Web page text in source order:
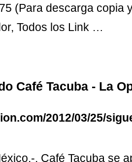
(Para descarga copia
Todos los Link …
Café Tacuba - La
2012/03/25/
. Café Tacuba se